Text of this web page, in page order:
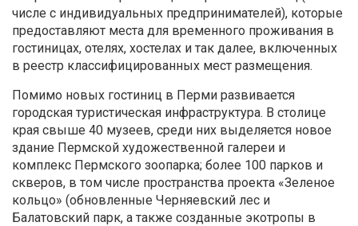
числе с индивидуальных предпринимателей), которые
предоставляют места для временного проживания в
гостиницах, отелях, хостелах и так далее, включенных
в реестр классифицированных мест размещения.
Помимо новых гостиниц в Перми развивается
городская туристическая инфраструктура. В столице
края свыше 40 музеев, среди них выделяется новое
здание Пермской художественной галереи и
комплекс Пермского зоопарка; более 100 парков и
скверов, в том числе пространства проекта «Зеленое
кольцо» (обновленные Черняевский лес и
Балатовский парк, а также созданные экотропы в